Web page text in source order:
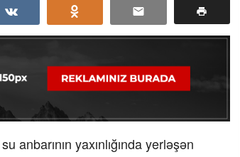
anbarının yaxınlığında yerləşən